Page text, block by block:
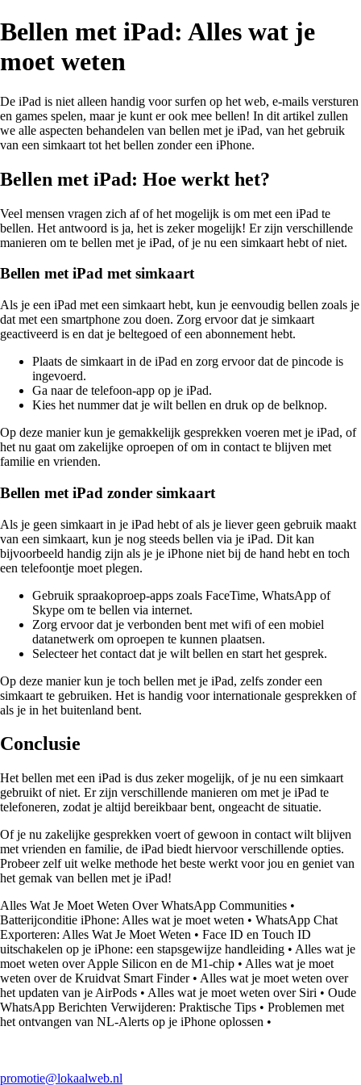
Bellen met iPad: Alles wat je
moet weten
De iPad is niet alleen handig voor surfen op het web, e-mails versturen
en games spelen, maar je kunt er ook mee bellen! In dit artikel zullen
we alle aspecten behandelen van bellen met je iPad, van het gebruik
van een simkaart tot het bellen zonder een iPhone.
Bellen met iPad: Hoe werkt het?
Veel mensen vragen zich af of het mogelijk is om met een iPad te
bellen. Het antwoord is ja, het is zeker mogelijk! Er zijn verschillende
manieren om te bellen met je iPad, of je nu een simkaart hebt of niet.
Bellen met iPad met simkaart
Als je een iPad met een simkaart hebt, kun je eenvoudig bellen zoals je
dat met een smartphone zou doen. Zorg ervoor dat je simkaart
geactiveerd is en dat je beltegoed of een abonnement hebt.
Plaats de simkaart in de iPad en zorg ervoor dat de pincode is
ingevoerd.
Ga naar de telefoon-app op je iPad.
Kies het nummer dat je wilt bellen en druk op de belknop.
Op deze manier kun je gemakkelijk gesprekken voeren met je iPad, of
het nu gaat om zakelijke oproepen of om in contact te blijven met
familie en vrienden.
Bellen met iPad zonder simkaart
Als je geen simkaart in je iPad hebt of als je liever geen gebruik maakt
van een simkaart, kun je nog steeds bellen via je iPad. Dit kan
bijvoorbeeld handig zijn als je je iPhone niet bij de hand hebt en toch
een telefoontje moet plegen.
Gebruik spraakoproep-apps zoals FaceTime, WhatsApp of
Skype om te bellen via internet.
Zorg ervoor dat je verbonden bent met wifi of een mobiel
datanetwerk om oproepen te kunnen plaatsen.
Selecteer het contact dat je wilt bellen en start het gesprek.
Op deze manier kun je toch bellen met je iPad, zelfs zonder een
simkaart te gebruiken. Het is handig voor internationale gesprekken of
als je in het buitenland bent.
Conclusie
Het bellen met een iPad is dus zeker mogelijk, of je nu een simkaart
gebruikt of niet. Er zijn verschillende manieren om met je iPad te
telefoneren, zodat je altijd bereikbaar bent, ongeacht de situatie.
Of je nu zakelijke gesprekken voert of gewoon in contact wilt blijven
met vrienden en familie, de iPad biedt hiervoor verschillende opties.
Probeer zelf uit welke methode het beste werkt voor jou en geniet van
het gemak van bellen met je iPad!
Alles Wat Je Moet Weten Over WhatsApp Communities •
Batterijconditie iPhone: Alles wat je moet weten • WhatsApp Chat
Exporteren: Alles Wat Je Moet Weten • Face ID en Touch ID
uitschakelen op je iPhone: een stapsgewijze handleiding • Alles wat je
moet weten over Apple Silicon en de M1-chip • Alles wat je moet
weten over de Kruidvat Smart Finder• Alles wat je moet weten over
het updaten van je AirPods • Alles wat je moet weten over Siri • Oude
WhatsApp Berichten Verwijderen: Praktische Tips • Problemen met
het ontvangen van NL-Alerts op je iPhone oplossen •
promotie@lokaalweb.nl